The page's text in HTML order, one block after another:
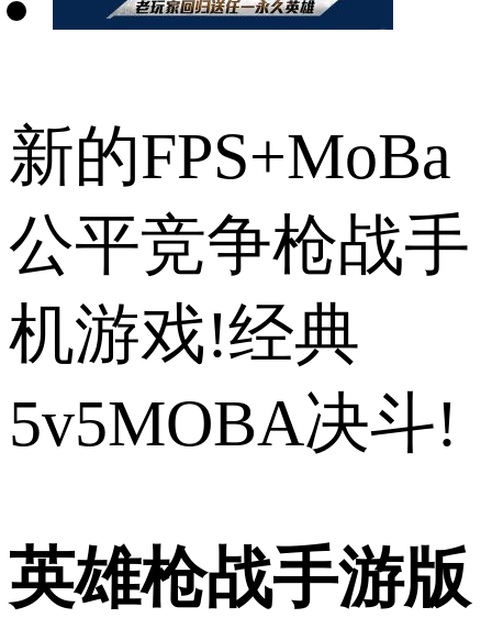
新的FPS+MoBa
公平竞争枪战手
机游戏!经典
5v5MOBA决斗!
英雄枪战手游版